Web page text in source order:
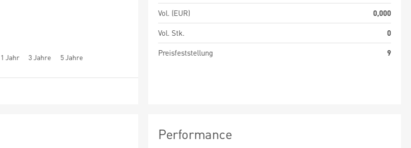
1 Jahr 3 Jahre 5 Jahre
Vol. (EUR)
0,000
Vol. Stk.
0
Preisfeststellung
9
Performance